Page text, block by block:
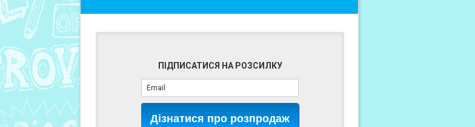
ПІДПИСАТИСЯ НА РОЗСИЛКУ
Дізнатися про розпродаж